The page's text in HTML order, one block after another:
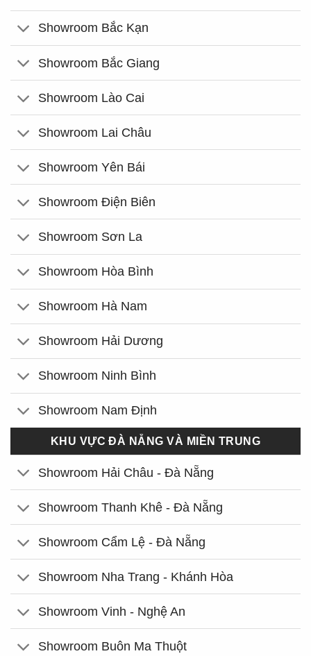
Showroom Bắc Kạn
Showroom Bắc Giang
Showroom Lào Cai
Showroom Lai Châu
Showroom Yên Bái
Showroom Điện Biên
Showroom Sơn La
Showroom Hòa Bình
Showroom Hà Nam
Showroom Hải Dương
Showroom Ninh Bình
Showroom Nam Định
KHU VỰC ĐÀ NẴNG VÀ MIỀN TRUNG
Showroom Hải Châu - Đà Nẵng
Showroom Thanh Khê - Đà Nẵng
Showroom Cẩm Lệ - Đà Nẵng
Showroom Nha Trang - Khánh Hòa
Showroom Vinh - Nghệ An
Showroom Buôn Ma Thuột